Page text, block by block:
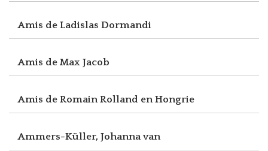
Amis de Ladislas Dormandi
Amis de Max Jacob
Amis de Romain Rolland en Hongrie
Ammers-Küller, Johanna van